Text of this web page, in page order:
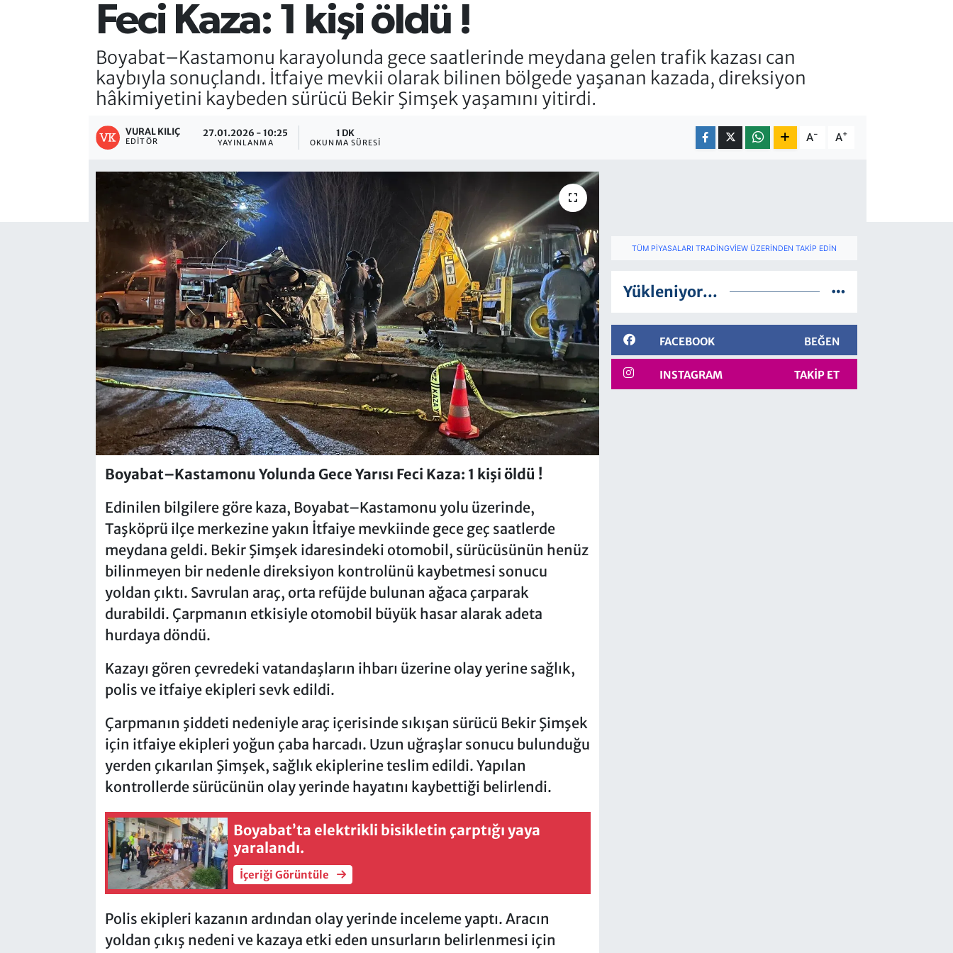
Feci Kaza: 1 kişi öldü !
Boyabat–Kastamonu karayolunda gece saatlerinde meydana gelen trafik kazası can
kaybıyla sonuçlandı. İtfaiye mevkii olarak bilinen bölgede yaşanan kazada, direksiyon
hâkimiyetini kaybeden sürücü Bekir Şimşek yaşamını yitirdi.
VURAL KILIÇ
EDITÖR
27.01.2026 - 10:25
YAYINLANMA
1 DK
OKUNMA SÜRESI A- A+
Boyabat–Kastamonu Yolunda Gece Yarısı Feci Kaza: 1 kişi öldü !
Edinilen bilgilere göre kaza, Boyabat–Kastamonu yolu üzerinde,
Taşköprü ilçe merkezine yakın İtfaiye mevkiinde gece geç saatlerde
meydana geldi. Bekir Şimşek idaresindeki otomobil, sürücüsünün henüz
bilinmeyen bir nedenle direksiyon kontrolünü kaybetmesi sonucu
yoldan çıktı. Savrulan araç, orta refüjde bulunan ağaca çarparak
durabildi. Çarpmanın etkisiyle otomobil büyük hasar alarak adeta
hurdaya döndü.
Kazayı gören çevredeki vatandaşların ihbarı üzerine olay yerine sağlık,
polis ve itfaiye ekipleri sevk edildi.
Çarpmanın şiddeti nedeniyle araç içerisinde sıkışan sürücü Bekir Şimşek
için itfaiye ekipleri yoğun çaba harcadı. Uzun uğraşlar sonucu bulunduğu
yerden çıkarılan Şimşek, sağlık ekiplerine teslim edildi. Yapılan
kontrollerde sürücünün olay yerinde hayatını kaybettiği belirlendi.
Boyabat’ta elektrikli bisikletin çarptığı yaya
yaralandı.
İçeriği Görüntüle
Polis ekipleri kazanın ardından olay yerinde inceleme yaptı. Aracın
yoldan çıkış nedeni ve kazaya etki eden unsurların belirlenmesi için
TÜM PIYASALARI TRADINGVIEW ÜZERINDEN TAKIP EDIN
Yükleniyor...
FACEBOOK BEĞEN
INSTAGRAM TAKIP ET